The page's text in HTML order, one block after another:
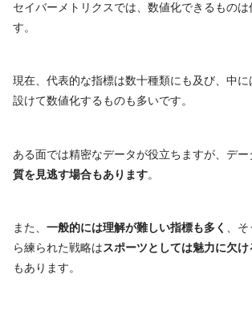
セイバーメトリクスでは、数値化できるものは
す。
現在、代表的な指標は数十種類にも及び、中
設けて数値化するものも多いです。
ある面では精密なデータが役立ちますが、デー
質を見逃す場合もあります。
また、 一般的には理解が難しい指標も多く
、
ら練られた戦略は スポーツとしては魅力に欠け
もあります。